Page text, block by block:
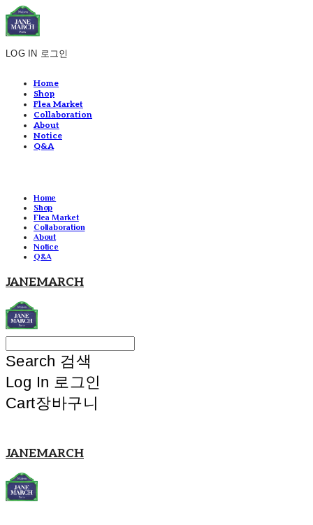
LOG IN 로그인
Home
Shop
Flea Market
Collaboration
About
Notice
Q&A
Home
Shop
Flea Market
Collaboration
About
Notice
Q&A
JANEMARCH
Search 검색
Log In 로그인
Cart장바구니
JANEMARCH